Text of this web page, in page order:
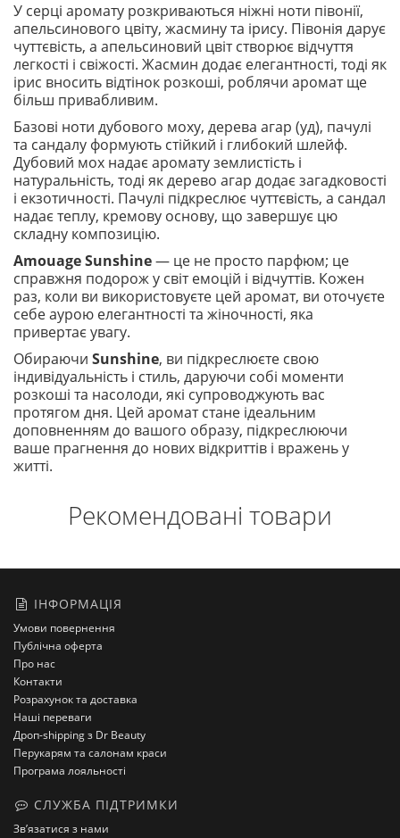
У серці аромату розкриваються ніжні ноти півонії,
апельсинового цвіту, жасмину та ірису. Півонія дарує
чуттєвість, а апельсиновий цвіт створює відчуття
легкості і свіжості. Жасмин додає елегантності, тоді як
ірис вносить відтінок розкоші, роблячи аромат ще
більш привабливим.
Базові ноти дубового моху, дерева агар (уд), пачулі
та сандалу формують стійкий і глибокий шлейф.
Дубовий мох надає аромату землистість і
натуральність, тоді як дерево агар додає загадковості
і екзотичності. Пачулі підкреслює чуттєвість, а сандал
надає теплу, кремову основу, що завершує цю
складну композицію.
Amouage Sunshine— це не просто парфюм; це
справжня подорож у світ емоцій і відчуттів. Кожен
раз, коли ви використовуєте цей аромат, ви оточуєте
себе аурою елегантності та жіночності, яка
привертає увагу.
Обираючи Sunshine, ви підкреслюєте свою
індивідуальність і стиль, даруючи собі моменти
розкоші та насолоди, які супроводжують вас
протягом дня. Цей аромат стане ідеальним
доповненням до вашого образу, підкреслюючи
ваше прагнення до нових відкриттів і вражень у
житті.
Рекомендовані товари
ІНФОРМАЦІЯ
Умови повернення
Публічна оферта
Про нас
Контакти
Розрахунок та доставка
Наші переваги
Дроп-shipping з Dr Beauty
Перукарям та салонам краси
Програма лояльності
СЛУЖБА ПІДТРИМКИ
Зв’язатися з нами